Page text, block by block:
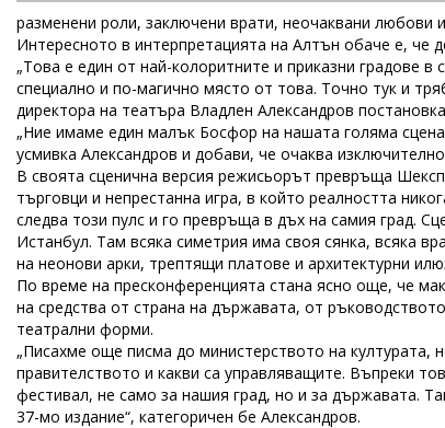
разменени роли, заключени врати, неочаквани любови
Интересното в интерпретацията на Алтън обаче е, че
„Това е един от най-колоритните и приказни градове
специално и по-магично място от това. Точно тук и
директора на театъра Владлен Александров
„Ние имаме един малък Босфор на нашата голяма
усмивка Александров и добави, че очаква
В своята сценична версия режисьорът превръща
търговци и непрестанна игра, в който реалността
следва този пулс и го превръща в дъх на самия град.
Истанбул. Там всяка симетрия има своя сянка, всяка
на неонови арки, трептящи платове и архитектурни
По време на пресконференцията стана ясно още, че
на средства от страна на държавата, от
театрални форми.
„Писахме още писма до министерството на културата,
правителството и какви са управляващите. Въпреки
фестивал, не само за нашия град, но и за държавата.
37-мо издание“, категоричен бе Александров.